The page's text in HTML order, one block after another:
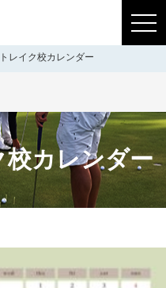
レイク校カレンダー
校カレンダー